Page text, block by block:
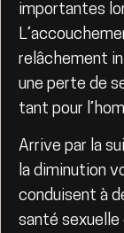
importantes
relâchement
une perte de
tant pour
Arrive par la
la diminution
conduisent à
santé